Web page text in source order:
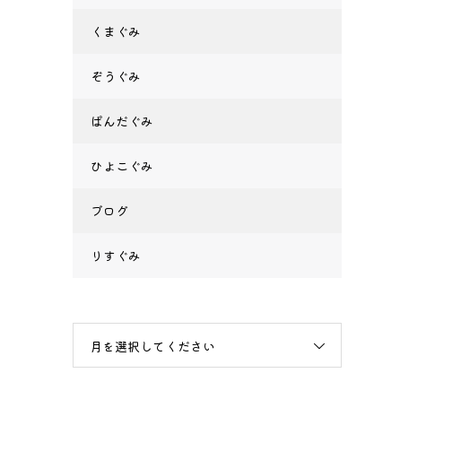
くまぐみ
ぞうぐみ
ぱんだぐみ
ひよこぐみ
ブログ
りすぐみ
月を選択してください